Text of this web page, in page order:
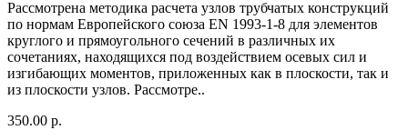
Рассмотрена методика расчета узлов трубчатых конструкций
по нормам Европейского союза EN 1993-1-8 для элементов
круглого и прямоугольного сечений в различных их
сочетаниях, находящихся под воздействием осевых сил и
изгибающих моментов, приложенных как в плоскости, так и
из плоскости узлов. Рассмотре..
350.00 р.